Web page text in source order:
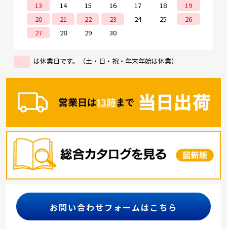
13
14 15 16 17 18
19
20
21 22 23 24 25
26
27
28 29 30
は休業日です。（土・日・祝・年末年始は休業）
お問い合わせフォームはこちら